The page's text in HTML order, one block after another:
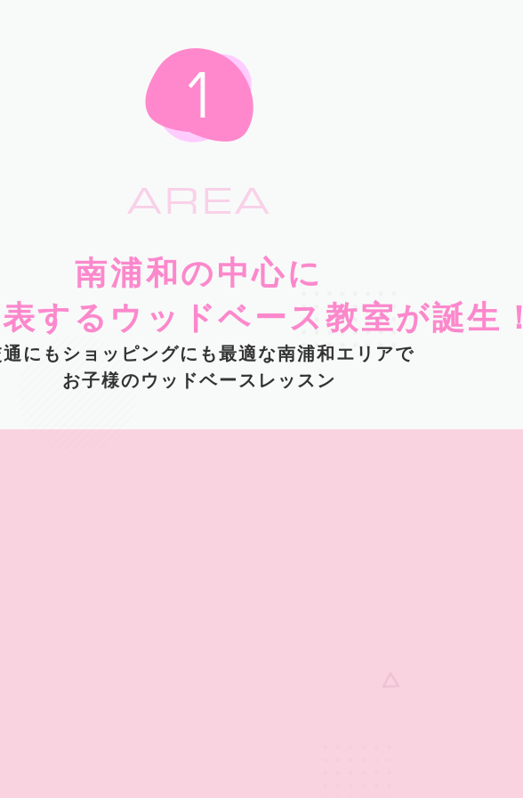
AREA
南浦和の中心に
するウッドベース教室が誕生！
にもショッピングにも最適な南浦和エリアで
お子様のウッドベースレッスン